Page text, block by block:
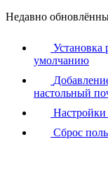
Недавно
умолчанию
настольный
Настройки
Сброс